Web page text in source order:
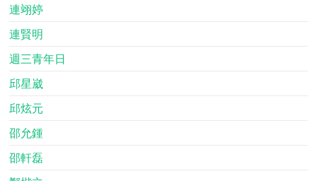
連翊婷
連賢明
週三青年日
邱星崴
邱炫元
邵允鍾
邵軒磊